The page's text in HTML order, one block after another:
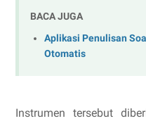
BACA JUGA
Aplikasi Penulisan
Otomatis
Instrumen tersebut